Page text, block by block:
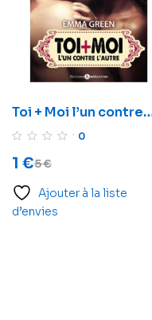
Toi + Moi l’un contre
l’autre l’intégral
0
5€
1 €
Ajouter à la liste
d’envies